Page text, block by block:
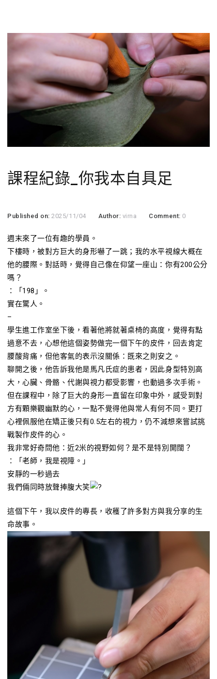
課程紀錄_你我本自具足
Published on:2025/11/04 Author: virna Comment: 0
週末來了一位有趣的學員。
下樓時，被對方巨大的身形嚇了一跳；我的水平視線大概在
他的腰際。對話時，覺得自己像在仰望一座山：你有200公分
嗎？
：「198」。
實在驚人。
–
學生進工作室坐下後，看著他將就著桌椅的高度，覺得有點
過意不去，心想他這個姿勢做完一個下午的皮件，回去肯定
腰酸背痛，但他客氣的表示沒關係：既來之則安之。
聊開之後，他告訴我他是馬凡氏症的患者，因此身型特別高
大，心臟、骨骼、代謝與視力都受影響，也動過多次手術。
但在課程中，除了巨大的身形一直留在印象中外，感受到對
方有顆樂觀幽默的心，一點不覺得他與常人有何不同。更打
心裡佩服他在矯正後只有0.5左右的視力，仍不減想來嘗試挑
戰製作皮件的心。
我非常好奇問他：近2米的視野如何？是不是特別開闊？
：「老師，我是視障。」
安靜的一秒過去
我們倆同時放聲捧腹大笑
這個下午，我以皮件的專長，收穫了許多對方與我分享的生
命故事。